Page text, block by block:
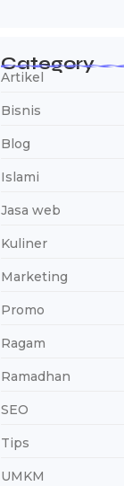
Category
Artikel
Bisnis
Blog
Islami
Jasa web
Kuliner
Marketing
Promo
Ragam
Ramadhan
SEO
Tips
UMKM